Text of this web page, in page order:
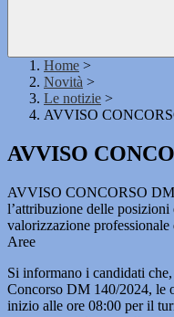
Home >
Novità >
Le notizie >
AVVISO
AVVISO
AVVISO CONCORSO DM
l’attribuzione delle
valorizzazione
Aree
Si informano i candidati
Concorso DM 140/2024, le
inizio alle ore 08:00 per il